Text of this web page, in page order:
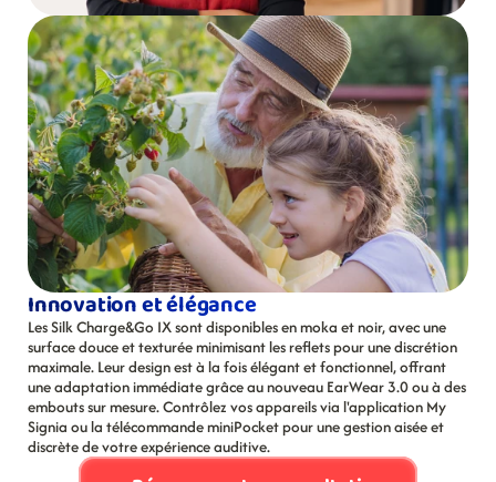
Innovation et élégance
Les Silk Charge&Go IX sont disponibles en moka et noir, avec une
surface douce et texturée minimisant les reflets pour une discrétion
maximale. Leur design est à la fois élégant et fonctionnel, offrant
une adaptation immédiate grâce au nouveau EarWear 3.0 ou à des
embouts sur mesure. Contrôlez vos appareils via l'application My
Signia ou la télécommande miniPocket pour une gestion aisée et
discrète de votre expérience auditive.